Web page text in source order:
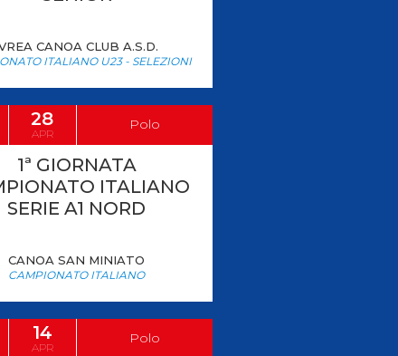
CANOA CLUB A.S.D.
ITALIANO U23 - SELEZIONI
28
APR
Polo
1ª GIORNATA
ITALIANO
SERIE A1 NORD
CANOA SAN MINIATO
CAMPIONATO ITALIANO
14
APR
Polo